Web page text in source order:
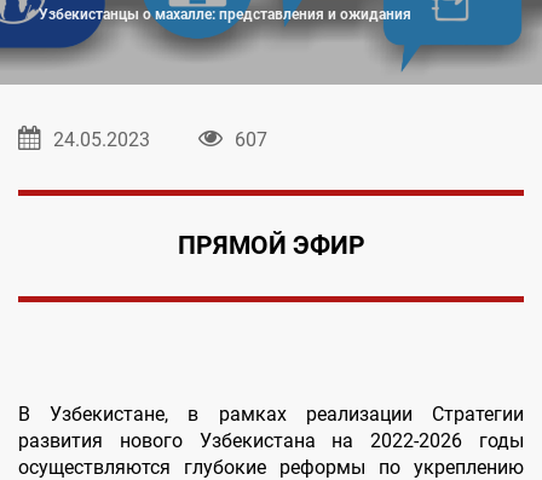
Узбекистанцы о махалле: представления и ожидания
24.05.2023 607
ПРЯМОЙ ЭФИР
В Узбекистане, в рамках реализации Стратегии
развития нового Узбекистана на 2022-2026 годы
осуществляются глубокие реформы по укреплению